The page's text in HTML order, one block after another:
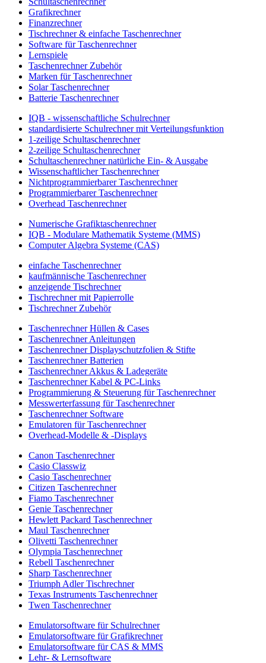
Grafikrechner
Finanzrechner
Tischrechner & einfache Taschenrechner
Software für Taschenrechner
Lernspiele
Taschenrechner Zubehör
Marken für Taschenrechner
Solar Taschenrechner
Batterie Taschenrechner
IQB - wissenschaftliche Schulrechner
standardisierte Schulrechner mit Verteilungsfunktion
1-zeilige Schultaschenrechner
2-zeilige Schultaschenrechner
Schultaschenrechner natürliche Ein- & Ausgabe
Wissenschaftlicher Taschenrechner
Nichtprogrammierbarer Taschenrechner
Programmierbarer Taschenrechner
Overhead Taschenrechner
Numerische Grafiktaschenrechner
IQB - Modulare Mathematik Systeme (MMS)
Computer Algebra Systeme (CAS)
einfache Taschenrechner
kaufmännische Taschenrechner
anzeigende Tischrechner
Tischrechner mit Papierrolle
Tischrechner Zubehör
Taschenrechner Hüllen & Cases
Taschenrechner Anleitungen
Taschenrechner Displayschutzfolien & Stifte
Taschenrechner Batterien
Taschenrechner Akkus & Ladegeräte
Taschenrechner Kabel & PC-Links
Programmierung & Steuerung für Taschenrechner
Messwerterfassung für Taschenrechner
Taschenrechner Software
Emulatoren für Taschenrechner
Overhead-Modelle & -Displays
Canon Taschenrechner
Casio Classwiz
Casio Taschenrechner
Citizen Taschenrechner
Fiamo Taschenrechner
Genie Taschenrechner
Hewlett Packard Taschenrechner
Maul Taschenrechner
Olivetti Taschenrechner
Olympia Taschenrechner
Rebell Taschenrechner
Sharp Taschenrechner
Triumph Adler Tischrechner
Texas Instruments Taschenrechner
Twen Taschenrechner
Emulatorsoftware für Schulrechner
Emulatorsoftware für Grafikrechner
Emulatorsoftware für CAS & MMS
Lehr- & Lernsoftware